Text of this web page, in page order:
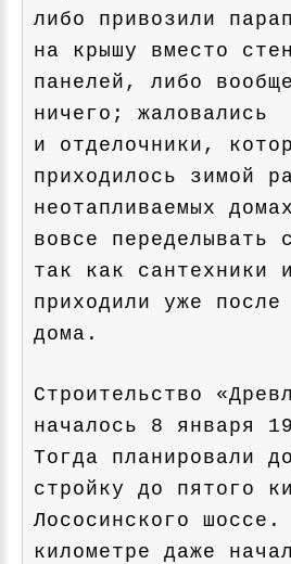
либо привозили
на крышу вместо
панелей, либо
ничего; жаловались
и отделочники,
приходилось зимой
неотапливаемых
вовсе переделывать
так как сантехники
приходили уже после
дома.
Строительство
началось 8 января
Тогда планировали
стройку до пятого
Лососинского шоссе.
километре даже